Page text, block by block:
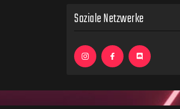
Soziale Netzwerke